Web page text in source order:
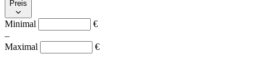
Preis
Minimal
€
–
Maximal
€